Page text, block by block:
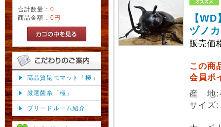
合計数量： 0
商品金額： 0円
高品質昆虫マット「極」
厳選菌糸「極」
ブリードルーム紹介
【
ヅノ
販売価
この商
会員ポ
産 地:
サイ